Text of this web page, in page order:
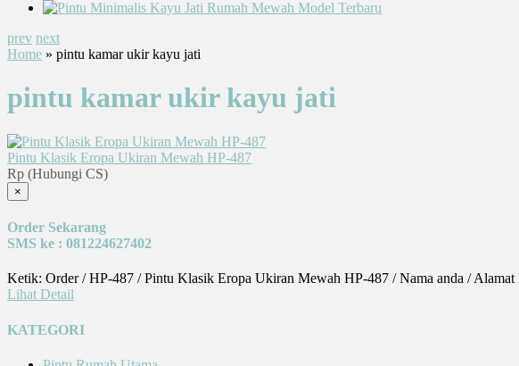
prev next
Home » pintu kamar ukir kayu jati
pintu kamar ukir kayu jati
Pintu Klasik Eropa Ukiran Mewah HP-487
Rp (Hubungi CS)
×
Order Sekarang
SMS ke : 081224627402
Ketik: Order / HP-487 / Pintu Klasik Eropa Ukiran Mewah HP-487 / Nama anda / Alamat
Lihat Detail
KATEGORI